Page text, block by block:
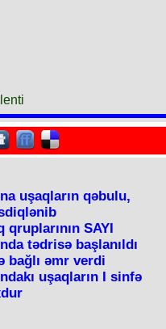
uşaqların qəbulu,
qruplarının SAYI
tədrisə başlanıldı
bağlı əmr verdi
uşaqların I sinfə